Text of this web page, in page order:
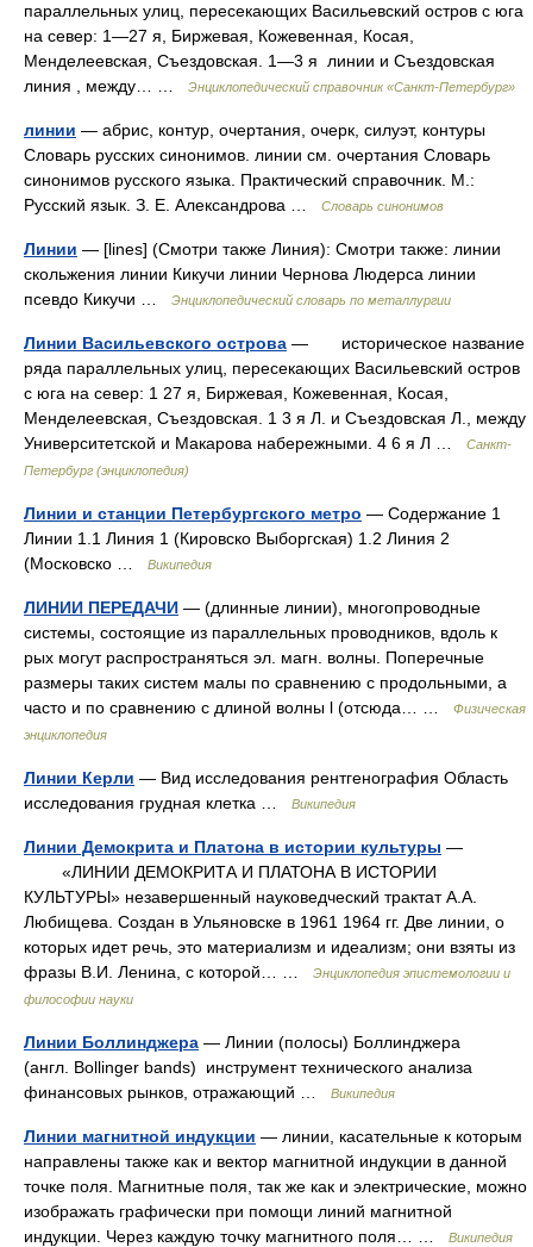
параллельных улиц, пересекающих Васильевский остров с юга
на север: 1—27 я, Биржевая, Кожевенная, Косая,
Менделеевская, Съездовская. 1—3 я линии и Съездовская
линия , между… …
Энциклопедический справочник «Санкт-Петербург»
линии — абрис, контур, очертания, очерк, силуэт, контуры
Словарь русских синонимов. линии см. очертания Словарь
синонимов русского языка. Практический справочник. М.:
Русский язык. З. Е. Александрова …
Словарь синонимов
Линии — [lines] (Смотри также Линия): Смотри также: линии
скольжения линии Кикучи линии Чернова Людерса линии
псевдо Кикучи …
Энциклопедический словарь по металлургии
Линии Васильевского острова — историческое название
ряда параллельных улиц, пересекающих Васильевский остров
с юга на север: 1 27 я, Биржевая, Кожевенная, Косая,
Менделеевская, Съездовская. 1 3 я Л. и Съездовская Л., между
Университетской и Макарова набережными. 4 6 я Л …
Санкт-
Петербург (энциклопедия)
Линии и станции Петербургского метро — Содержание 1
Линии 1.1 Линия 1 (Кировско Выборгская) 1.2 Линия 2
(Московско …
Википедия
ЛИНИИ ПЕРЕДАЧИ — (длинные линии), многопроводные
системы, состоящие из параллельных проводников, вдоль к
рых могут распространяться эл. магн. волны. Поперечные
размеры таких систем малы по сравнению с продольными, а
часто и по сравнению с длиной волны l (отсюда… …
Физическая
энциклопедия
Линии Керли — Вид исследования рентгенография Область
исследования грудная клетка …
Википедия
Линии Демокрита и Платона в истории культуры —
«ЛИНИИ ДЕМОКРИТА И ПЛАТОНА В ИСТОРИИ
КУЛЬТУРЫ» незавершенный науковедческий трактат А.А.
Любищева. Создан в Ульяновске в 1961 1964 гг. Две линии, о
которых идет речь, это материализм и идеализм; они взяты из
фразы В.И. Ленина, с которой… …
Энциклопедия эпистемологии и
философии науки
Линии Боллинджера — Линии (полосы) Боллинджера
(англ. Bollinger bands) инструмент технического анализа
финансовых рынков, отражающий …
Википедия
Линии магнитной индукции — линии, касательные к которым
направлены также как и вектор магнитной индукции в данной
точке поля. Магнитные поля, так же как и электрические, можно
изображать графически при помощи линий магнитной
индукции. Через каждую точку магнитного поля… …
Википедия